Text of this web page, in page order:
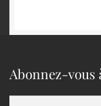
Abonnez-vous